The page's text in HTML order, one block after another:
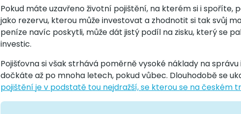
Pokud máte uzavřeno životní pojištění, na kterém si i spoříte,
jako rezervu, kterou může investovat a zhodnotit si tak svůj
peníze navíc poskytli, může dát jistý podíl na zisku, který se
investic.
Pojišťovna si však strhává poměrně vysoké náklady na
dočkáte až po mnoha letech, pokud vůbec. Dlouhodobě se
pojištění je v podstatě tou nejdražší, se kterou se na českém